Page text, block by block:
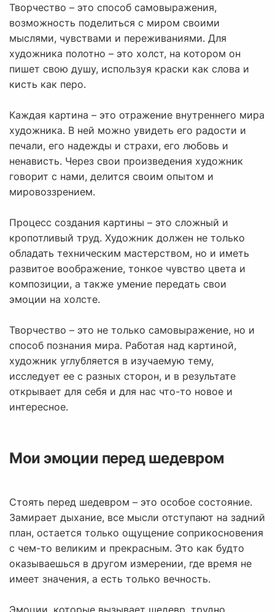
Творчество – это способ самовыражения,
возможность поделиться с миром своими
мыслями, чувствами и переживаниями. Для
художника полотно – это холст, на котором он
пишет свою душу, используя краски как слова и
кисть как перо.
Каждая картина – это отражение внутреннего мира
художника. В ней можно увидеть его радости и
печали, его надежды и страхи, его любовь и
ненависть. Через свои произведения художник
говорит с нами, делится своим опытом и
мировоззрением.
Процесс создания картины – это сложный и
кропотливый труд. Художник должен не только
обладать техническим мастерством, но и иметь
развитое воображение, тонкое чувство цвета и
композиции, а также умение передать свои
эмоции на холсте.
Творчество – это не только самовыражение, но и
способ познания мира. Работая над картиной,
художник углубляется в изучаемую тему,
исследует ее с разных сторон, и в результате
открывает для себя и для нас что-то новое и
интересное.
Мои эмоции перед шедевром
Стоять перед шедевром – это особое состояние.
Замирает дыхание, все мысли отступают на задний
план, остается только ощущение соприкосновения
с чем-то великим и прекрасным. Это как будто
оказываешься в другом измерении, где время не
имеет значения, а есть только вечность.